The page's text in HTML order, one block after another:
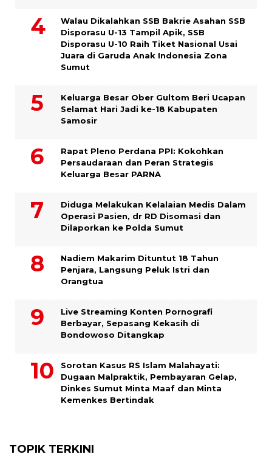
Walau Dikalahkan SSB Bakrie Asahan SSB
Disporasu U-13 Tampil Apik, SSB
Disporasu U-10 Raih Tiket Nasional Usai
Juara di Garuda Anak Indonesia Zona
Sumut
Keluarga Besar Ober Gultom Beri Ucapan
Selamat Hari Jadi ke-18 Kabupaten
Samosir
Rapat Pleno Perdana PPI: Kokohkan
Persaudaraan dan Peran Strategis
Keluarga Besar PARNA
Diduga Melakukan Kelalaian Medis Dalam
Operasi Pasien, dr RD Disomasi dan
Dilaporkan ke Polda Sumut
​Nadiem Makarim Dituntut 18 Tahun
Penjara, Langsung Peluk Istri dan
Orangtua
Live Streaming Konten Pornografi
Berbayar, Sepasang Kekasih di
Bondowoso Ditangkap
Sorotan Kasus RS Islam Malahayati:
Dugaan Malpraktik, Pembayaran Gelap,
Dinkes Sumut Minta Maaf dan Minta
Kemenkes Bertindak
TOPIK TERKINI